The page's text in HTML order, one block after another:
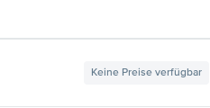
Keine Preise verfügbar